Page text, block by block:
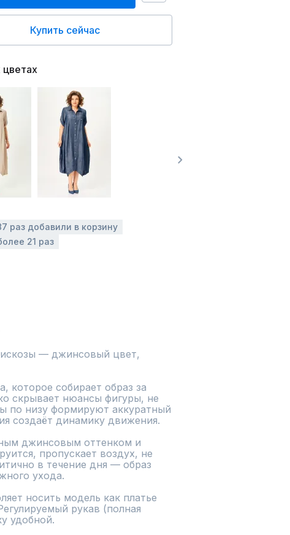
Купить сейчас
цветах
раз добавили в корзину
21 раз
— джинсовый цвет,
скрывает нюансы фигуры, не
по низу формируют аккуратный
создаёт динамику движения.
пропускает воздух, не
в течение дня — образ
ухода.
носить модель как платье
рукав (полная
удобной.